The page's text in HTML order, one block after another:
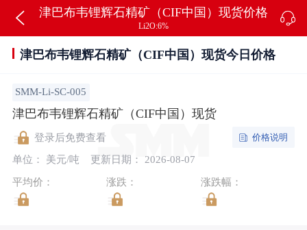
津巴布韦锂辉石精矿（CIF中国）现货价格
Li2O:6%
津巴布韦锂辉石精矿（CIF中国）现货今日价格
SMM-Li-SC-005
津巴布韦锂辉石精矿（CIF中国）现货
登录后免费查看
单位： 美元/吨
更新日期： 2026-08-07
价格说明
平均价： 涨跌： 涨跌幅：